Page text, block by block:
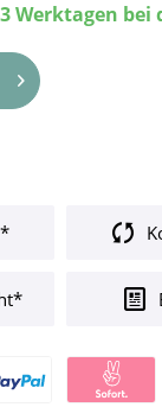
Werktagen bei